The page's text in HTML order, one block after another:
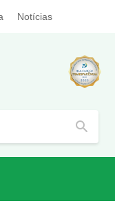
Notícias
search